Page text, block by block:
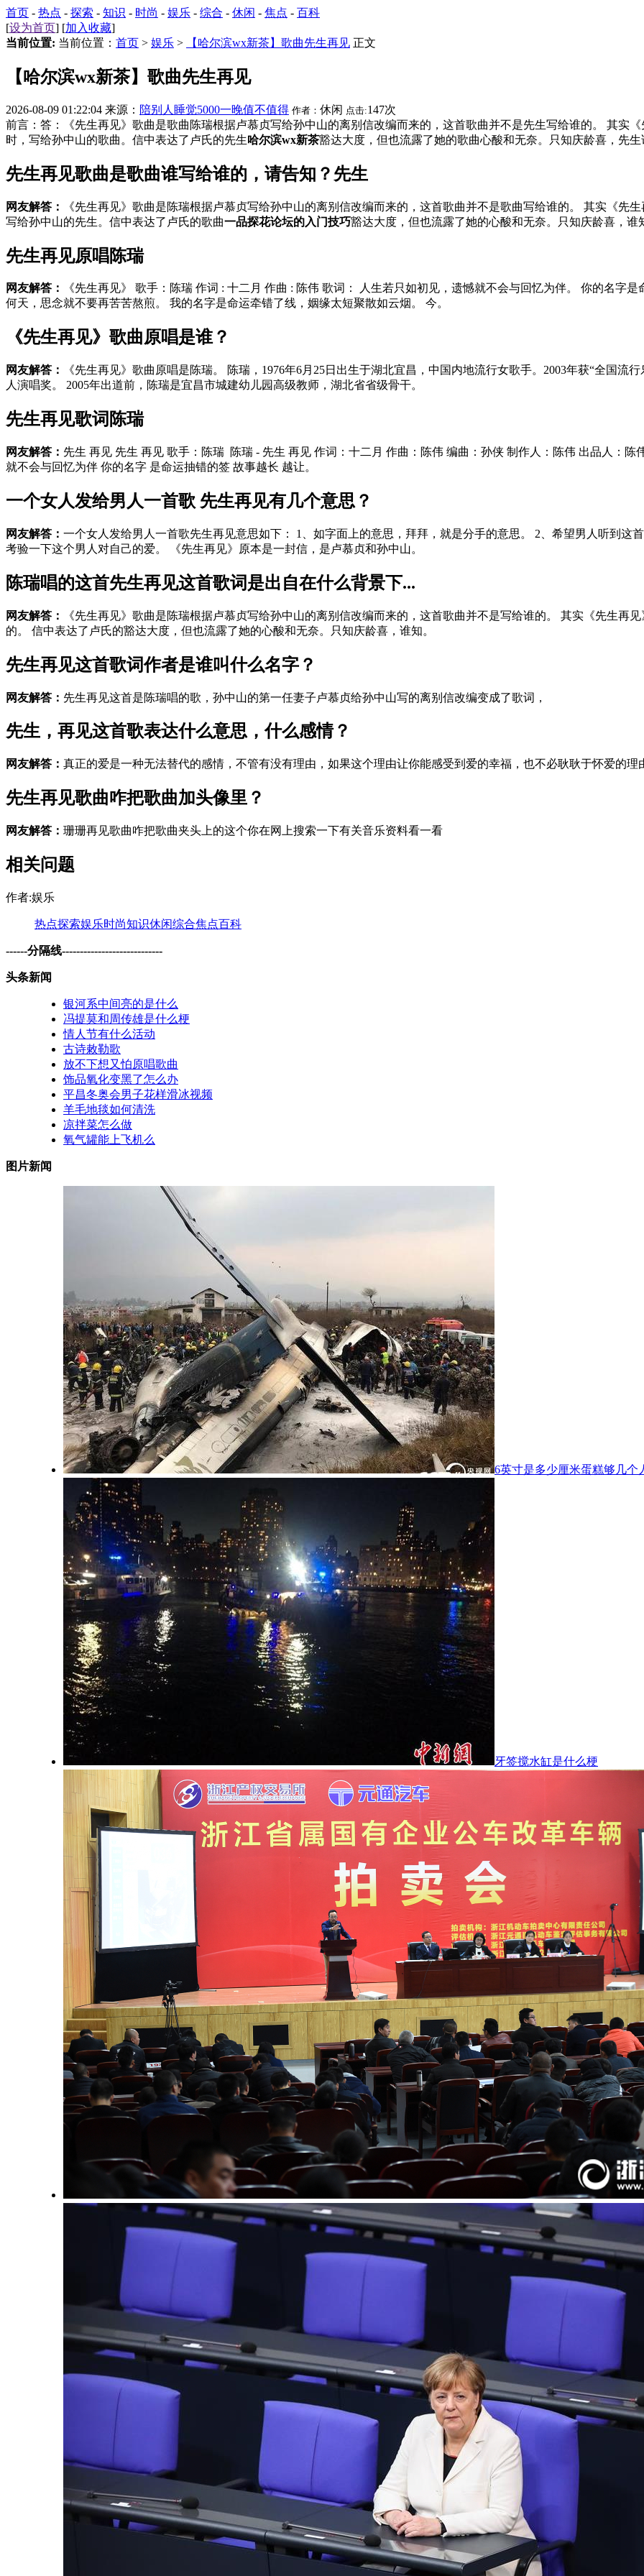
首页 - 热点 - 探索 - 知识 - 时尚 - 娱乐 - 综合 - 休闲 - 焦点 - 百科
[设为首页] [加入收藏]
当前位置: 当前位置： 首页 > 娱乐 > 【哈尔滨wx新茶】歌曲先生再见 正文
【哈尔滨wx新茶】歌曲先生再见
2026-08-09 01:22:04 来源： 陪别人睡觉5000一晚值不值得 作者： 休闲 点击:147次
前言：答：《先生再见》歌曲是歌曲陈瑞根据卢慕贞写给孙中山的离别信改编而来的，这首歌曲并不是先生写给谁的。 其实
时，写给孙中山的歌曲。信中表达了卢氏的先生哈尔滨wx新茶豁达大度，但也流露了她的歌曲心酸和无奈。只知庆龄喜，先
先生再见歌曲是歌曲谁写给谁的，请告知？先生
网友解答：
《先生再见》歌曲是陈瑞根据卢慕贞写给孙中山的离别信改编而来的，这首歌曲并不是歌曲写给谁的。 其实《先
写给孙中山的先生。信中表达了卢氏的歌曲一品探花论坛的入门技巧豁达大度，但也流露了她的心酸和无奈。只知庆龄喜，谁
先生再见原唱陈瑞
网友解答：
《先生再见》 歌手：陈瑞 作词 : 十二月 作曲 : 陈伟 歌词： 人生若只如初见，遗憾就不会与回忆为伴。 你的名字
何天，思念就不要再苦苦熬煎。 我的名字是命运牵错了线，姻缘太短聚散如云烟。 今。
《先生再见》歌曲原唱是谁？
网友解答：
《先生再见》歌曲原唱是陈瑞。 陈瑞，1976年6月25日出生于湖北宜昌，中国内地流行女歌手。2003年获“全国流
人演唱奖。 2005年出道前，陈瑞是宜昌市城建幼儿园高级教师，湖北省省级骨干。
先生再见歌词陈瑞
网友解答： 先生 再见 先生 再见 歌手：陈瑞 陈瑞 - 先生 再见 作词：十二月 作曲：陈伟 编曲：孙侠 制作人：陈伟 出品人：
就不会与回忆为伴 你的名字 是命运抽错的签 故事越长 越让。
一个女人发给男人一首歌 先生再见有几个意思？
网友解答： 一个女人发给男人一首歌先生再见意思如下： 1、如字面上的意思，拜拜，就是分手的意思。 2、希望男人听到这
考验一下这个男人对自己的爱。 《先生再见》原本是一封信，是卢慕贞和孙中山。
陈瑞唱的这首先生再见这首歌词是出自在什么背景下...
网友解答：
《先生再见》歌曲是陈瑞根据卢慕贞写给孙中山的离别信改编而来的，这首歌曲并不是写给谁的。 其实《先生再
的。 信中表达了卢氏的豁达大度，但也流露了她的心酸和无奈。只知庆龄喜，谁知。
先生再见这首歌词作者是谁叫什么名字？
网友解答： 先生再见这首是陈瑞唱的歌，孙中山的第一任妻子卢慕贞给孙中山写的离别信改编变成了歌词，
先生，再见这首歌表达什么意思，什么感情？
网友解答： 真正的爱是一种无法替代的感情，不管有没有理由，如果这个理由让你能感受到爱的幸福，也不必耿耿于怀爱的理
先生再见歌曲咋把歌曲加头像里？
网友解答： 珊珊再见歌曲咋把歌曲夹头上的这个你在网上搜索一下有关音乐资料看一看
相关问题
作者:娱乐
热点探索娱乐时尚知识休闲综合焦点百科
------分隔线----------------------------
头条新闻
银河系中间亮的是什么
冯提莫和周传雄是什么梗
情人节有什么活动
古诗敕勒歌
放不下想又怕原唱歌曲
饰品氧化变黑了怎么办
平昌冬奥会男子花样滑冰视频
羊毛地毯如何清洗
凉拌菜怎么做
氧气罐能上飞机么
图片新闻
6英寸是多少厘米蛋糕够几个
牙签搅水缸是什么梗